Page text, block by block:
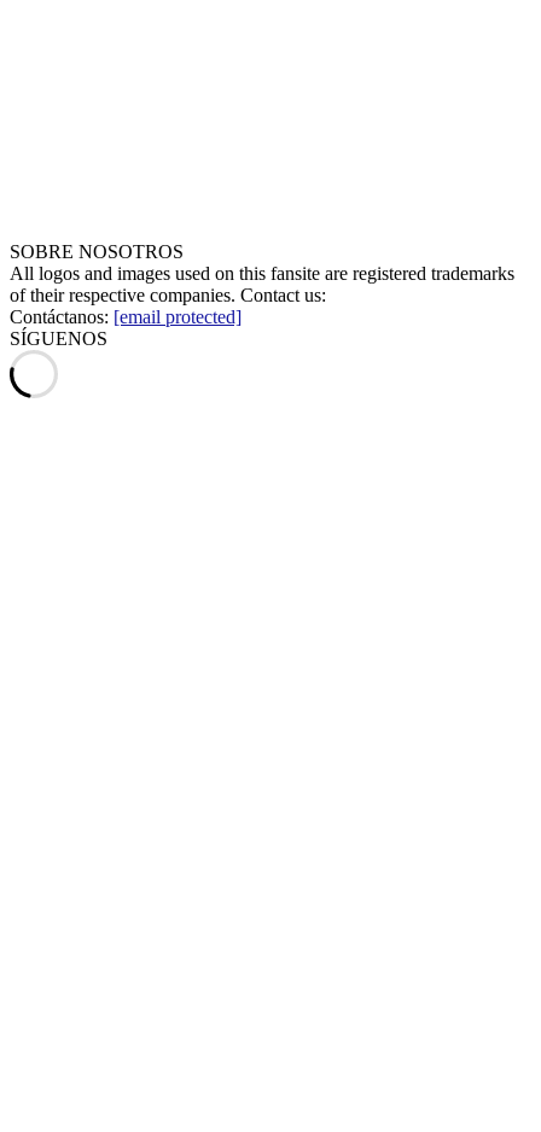
SOBRE NOSOTROS
All logos and images used on this fansite are registered trademarks
of their respective companies. Contact us:
Contáctanos: [email protected]
SÍGUENOS